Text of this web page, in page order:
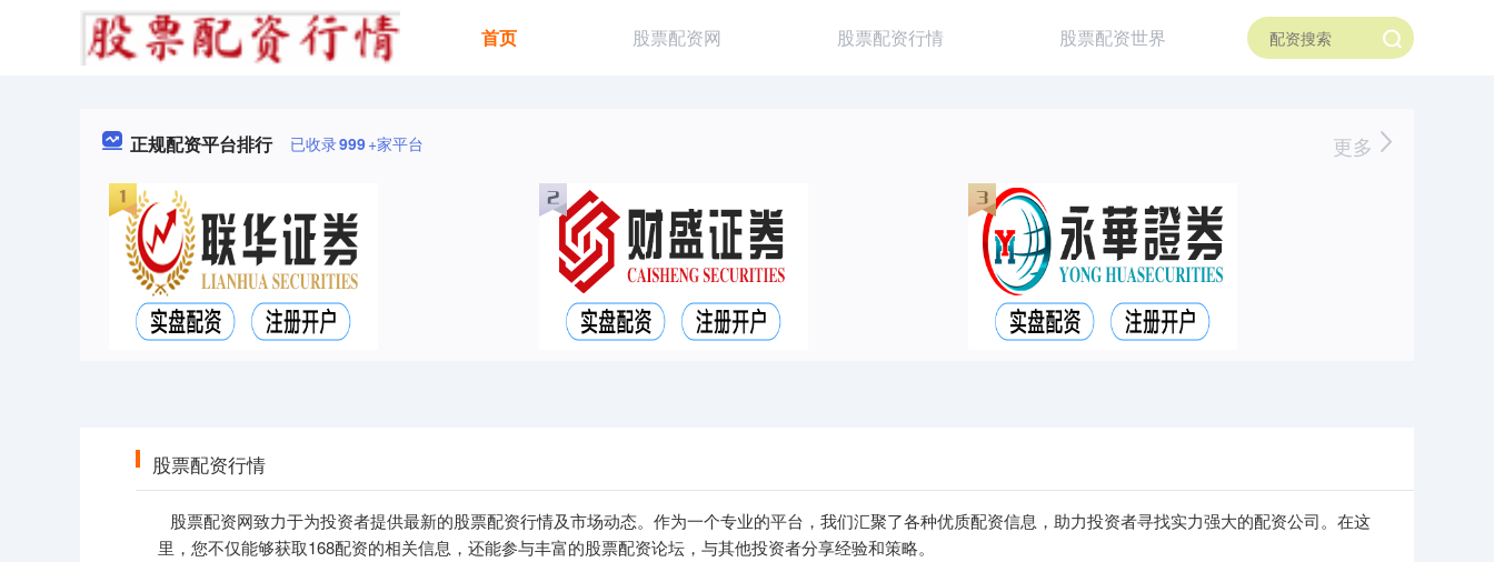
首页 股票配资网 股票配资行情 股票配资世界
正规配资平台排行 已收录999+家平台 更多
股票配资行情
股票配资网致力于为投资者提供最新的股票配资行情及市场动态。作为一个专业的平台，我们汇聚了各种优质配资信息，助力投资者寻找实力强大的配资公司。在这
里，您不仅能够获取168配资的相关信息，还能参与丰富的股票配资论坛，与其他投资者分享经验和策略。